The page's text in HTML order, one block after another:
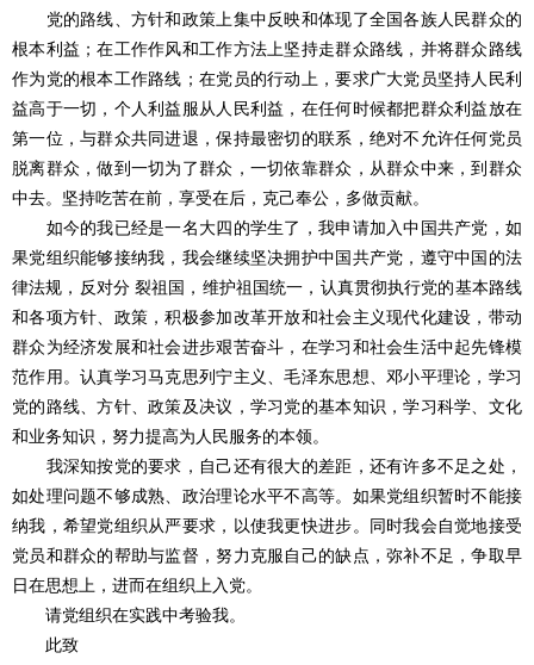
党的路线、方针和政策上集中反映和体现了全国各族人民群众的
根本利益；在工作作风和工作方法上坚持走群众路线，并将群众路线
作为党的根本工作路线；在党员的行动上，要求广大党员坚持人民利
益高于一切，个人利益服从人民利益，在任何时候都把群众利益放在
第一位，与群众共同进退，保持最密切的联系，绝对不允许任何党员
脱离群众，做到一切为了群众，一切依靠群众，从群众中来，到群众
中去。坚持吃苦在前，享受在后，克己奉公，多做贡献。
如今的我已经是一名大四的学生了，我申请加入中国共产党，如
果党组织能够接纳我，我会继续坚决拥护中国共产党，遵守中国的法
律法规，反对分 裂祖国，维护祖国统一，认真贯彻执行党的基本路线
和各项方针、政策，积极参加改革开放和社会主义现代化建设，带动
群众为经济发展和社会进步艰苦奋斗，在学习和社会生活中起先锋模
范作用。认真学习马克思列宁主义、毛泽东思想、邓小平理论，学习
党的路线、方针、政策及决议，学习党的基本知识，学习科学、文化
和业务知识，努力提高为人民服务的本领。
我深知按党的要求，自己还有很大的差距，还有许多不足之处，
如处理问题不够成熟、政治理论水平不高等。如果党组织暂时不能接
纳我，希望党组织从严要求，以使我更快进步。同时我会自觉地接受
党员和群众的帮助与监督，努力克服自己的缺点，弥补不足，争取早
日在思想上，进而在组织上入党。
请党组织在实践中考验我。
此致